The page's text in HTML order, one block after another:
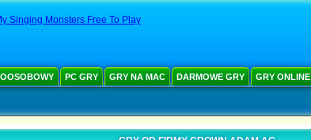
Singing Monsters Free To Play
PC GRY GRY NA MAC DARMOWE GRY GRY ONLINE